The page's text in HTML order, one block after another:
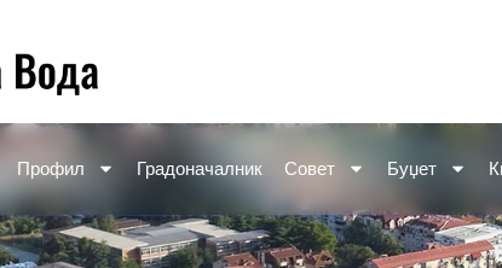
Профил Градоначалник Совет Буџет